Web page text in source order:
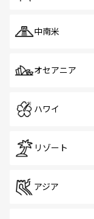
中南米
オセアニア
ハワイ
リゾート
アジア